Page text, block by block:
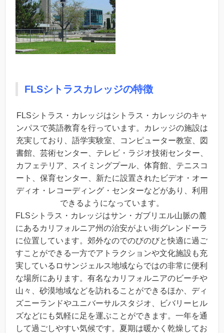
FLSシトラスカレッジの特徴
FLSシトラス・カレッジはシトラス・カレッジのキャ
ンパスで英語教育を行っています。カレッジの施設は
充実しており、語学実験室、コンピューター教室、図
書館、芸術センター、テレビ・ラジオ技術センター、
カフェテリア、スイミングプール、体育館、テニスコ
ート、保育センター、新たに設置されたビデオ・オー
ディオ・レコーディング・センターなどがあり、利用
できるようになっています。
FLSシトラス・カレッジはサン・ガブリエル山脈の麓
にあるカリフォルニア州の治安がよい街グレンドーラ
に位置しています。郊外なのでのびのびと快適に過ご
すことができる一方でアトラクションや文化施設も充
実しているロサンジェルス地域ならではの非常に便利
な場所にあります。有名なカリフォルニアのビーチや
山々、砂漠地域などを訪れることができるほか、ディ
ズニーランドやユニバーサルスタジオ、ビバリーヒル
ズなどにも気軽に足を運ぶことができます。一年を通
して過ごしやすい気候です。夏期は暖かく乾燥してお